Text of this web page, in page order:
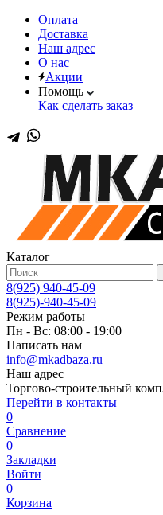
Оплата
Доставка
Наш адрес
О нас
Акции
Помощь
Как сделать заказ
Каталог
8(925) 940-45-09
8(925)-940-45-09
Режим работы
Пн - Вс: 08:00 - 19:00
Написать нам
info@mkadbaza.ru
Наш адрес
Торгово-строительный
Перейти в контакты
0
Сравнение
0
Закладки
Войти
0
Корзина